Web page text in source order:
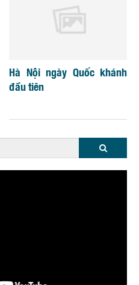
Hà Nội ngày Quốc khánh
đầu tiên